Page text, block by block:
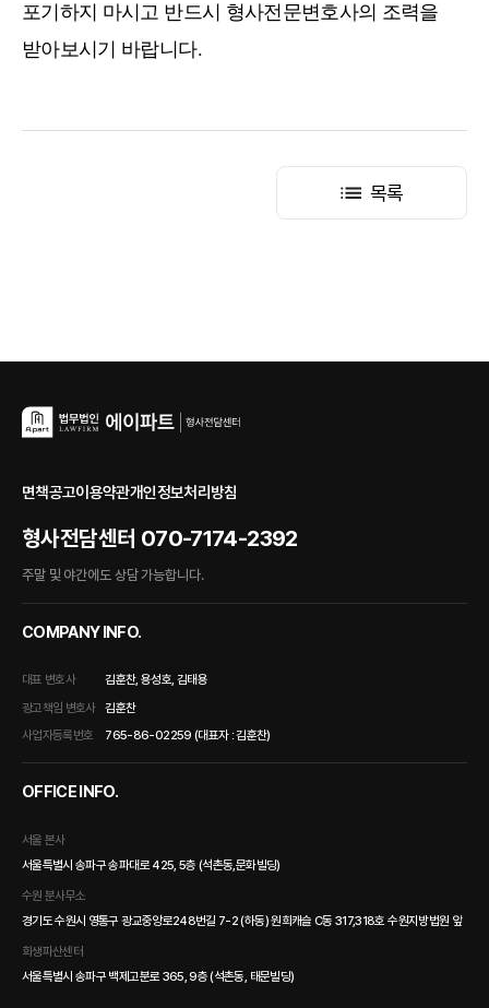
포기하지 마시고 반드시 형사전문변호사의 조력을
받아보시기 바랍니다.
목록
면책공고이용약관개인정보처리방침
COMPANY INFO.
대표 변호사
김훈찬, 용성호, 김태용
광고책임 변호사
김훈찬
사업자등록번호
765-86-02259 (대표자 : 김훈찬)
OFFICE INFO.
서울 본사
서울특별시 송파구 송파대로 425, 5층 (석촌동,문화빌딩)
수원 분사무소
경기도 수원시 영통구 광교중앙로248번길 7-2 (하동) 원희캐슬 C동 317,318호 수원지방법원 앞
회생파산센터
서울특별시 송파구 백제고분로 365, 9층 (석촌동, 태문빌딩)
형사전담센터 070-7174-2392
주말 및 야간에도 상담 가능합니다.